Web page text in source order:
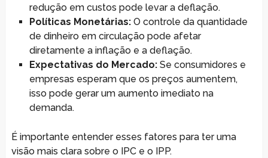
redução em custos pode levar a deflação.
Políticas Monetárias:O controle da quantidade
de dinheiro em circulação pode afetar
diretamente a inflação e a deflação.
Expectativas do Mercado:Se consumidores e
empresas esperam que os preços aumentem,
isso pode gerar um aumento imediato na
demanda.
É importante entender esses fatores para ter uma
visão mais clara sobre o IPC e o IPP.